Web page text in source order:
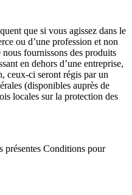
que si vous agissez dans le
ou d’une profession et non
fournissons des produits
en dehors d’une entreprise,
ceux-ci seront régis par un
(disponibles auprès de
locales sur la protection des
présentes Conditions pour